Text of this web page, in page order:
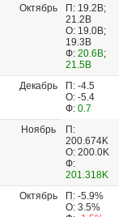
Октябрь
П: 19.2B;
21.2B
О: 19.0B;
19.3B
Ф: 20.6B;
21.5B
Декабрь
П: -4.5
О: -5.4
Ф: 0.7
Ноябрь
П:
200.674K
О: 200.0K
Ф:
201.318K
Октябрь
П: -5.9%
О: 3.5%